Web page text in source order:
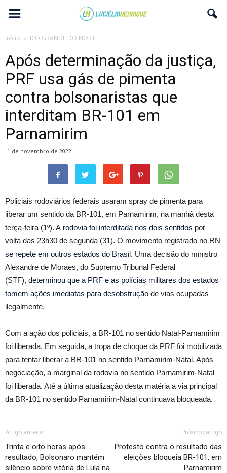
Início RIO GRANDE DO NORTE
Após determinação da justiça,
PRF usa gás de pimenta
contra bolsonaristas que
interditam BR-101 em
Parnamirim
1 de novembro de 2022
Policiais rodoviários federais usaram spray de pimenta para
liberar um sentido da BR-101, em Parnamirim, na manhã desta
terça-feira (1º). A rodovia foi interditada nos dois sentidos por
volta das 23h30 de segunda (31). O movimento registrado no RN
se repete em outros estados do Brasil. Uma decisão do ministro
Alexandre de Moraes, do Supremo Tribunal Federal
(STF), determinou que a PRF e as polícias militares dos estados
tomem ações imediatas para desobstrução de vias ocupadas
ilegalmente.
Com a ação dos policiais, a BR-101 no sentido Natal-Parnamirim
foi liberada. Em seguida, a tropa de choque da PRF foi mobilizada
para tentar liberar a BR-101 no sentido Parnamirim-Natal. Após
negociação, a marginal da rodovia no sentido Parnamirim-Natal
foi liberada. Até a última atualização desta matéria a via principal
da BR-101 no sentido Parnamirim-Natal continuava bloqueada.
Artigo anterior
Trinta e oito horas após
resultado, Bolsonaro mantém
silêncio sobre vitória de Lula na
Próximo artigo
Protesto contra o resultado das
eleições bloqueia BR-101, em
Parnamirim